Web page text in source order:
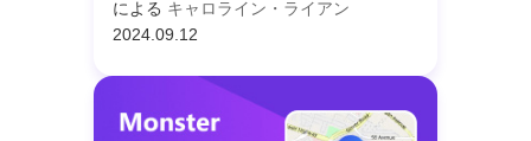
による キャロライン・ライアン
2024.09.12